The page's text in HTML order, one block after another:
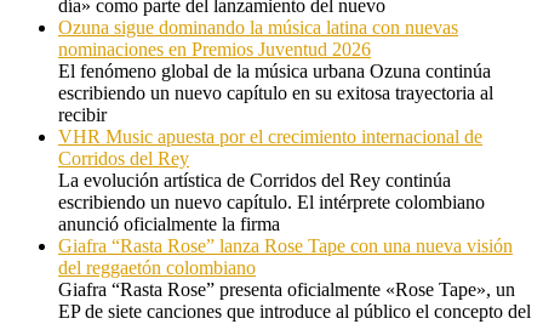
día» como parte del lanzamiento del nuevo
Ozuna sigue dominando la música latina con nuevas
nominaciones en Premios Juventud 2026
El fenómeno global de la música urbana Ozuna continúa
escribiendo un nuevo capítulo en su exitosa trayectoria al
recibir
VHR Music apuesta por el crecimiento internacional de
Corridos del Rey
La evolución artística de Corridos del Rey continúa
escribiendo un nuevo capítulo. El intérprete colombiano
anunció oficialmente la firma
Giafra “Rasta Rose” lanza Rose Tape con una nueva visión
del reggaetón colombiano
Giafra “Rasta Rose” presenta oficialmente «Rose Tape», un
EP de siete canciones que introduce al público el concepto del